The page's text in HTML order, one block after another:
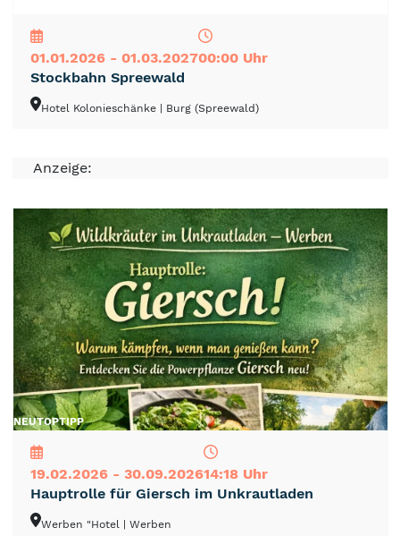
01.01.2026 - 01.03.202700:00 Uhr
Stockbahn Spreewald
Hotel Kolonieschänke | Burg (Spreewald)
NEUTOPTIPP
19.02.2026 - 30.09.202614:18 Uhr
Hauptrolle für Giersch im Unkrautladen
Werben "Hotel | Werben
Anzeige: